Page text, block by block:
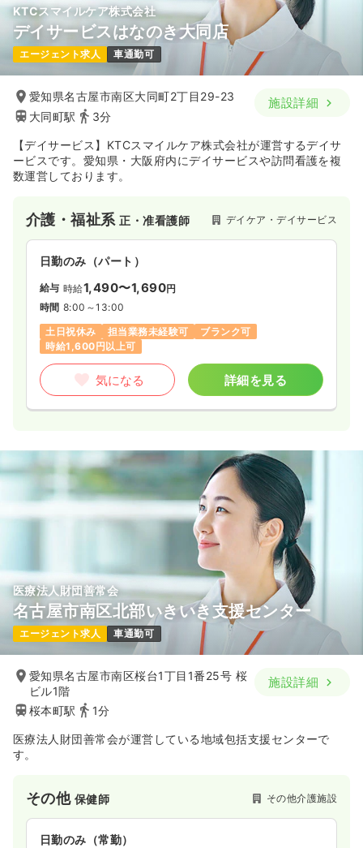
日勤のみ（パート）
給与 時給1,500〜1,600円
時間 8:30～17:30（休憩60分）
日曜休み
担当業務未経験可
気になる 詳細を見る
KTCスマイルケア株式会社
デイサービスはなのき大同店
エージェント求人 車通勤可
愛知県名古屋市南区大同町2丁目29-23
大同町駅
3分
施設詳細
【デイサービス】KTCスマイルケア株式会社が運営するデイサ
ービスです。愛知県・大阪府内にデイサービスや訪問看護を複
数運営しております。
介護・福祉系正・准看護師 デイケア・デイサービス
日勤のみ（パート）
給与 時給1,490〜1,690円
時間 8:00～13:00
土日祝休み
担当業務未経験可
ブランク可
時給1,600円以上可
気になる 詳細を見る
医療法人財団善常会
名古屋市南区北部いきいき支援センター
エージェント求人 車通勤可
愛知県名古屋市南区桜台1丁目1番25号 桜
ビル1階
桜本町駅
1分
施設詳細
医療法人財団善常会が運営している地域包括支援センターで
す。
その他 保健師 その他介護施設
日勤のみ（常勤）